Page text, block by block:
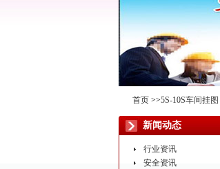
首页 >>5S-10S车间挂图
新闻动态
行业资讯
安全资讯